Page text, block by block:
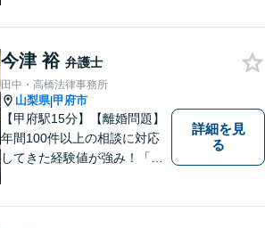
今津 裕 弁護士
田中・高橋法律事務所
山梨県|甲府市
【甲府駅15分】【離婚問題】
年間100件以上の相談に対応
してきた経験値が強み！「離
詳細を見
る